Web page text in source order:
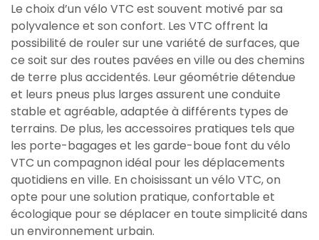
Le choix d’un vélo VTC est souvent motivé par sa
polyvalence et son confort. Les VTC offrent la
possibilité de rouler sur une variété de surfaces, que
ce soit sur des routes pavées en ville ou des chemins
de terre plus accidentés. Leur géométrie détendue
et leurs pneus plus larges assurent une conduite
stable et agréable, adaptée à différents types de
terrains. De plus, les accessoires pratiques tels que
les porte-bagages et les garde-boue font du vélo
VTC un compagnon idéal pour les déplacements
quotidiens en ville. En choisissant un vélo VTC, on
opte pour une solution pratique, confortable et
écologique pour se déplacer en toute simplicité dans
un environnement urbain.